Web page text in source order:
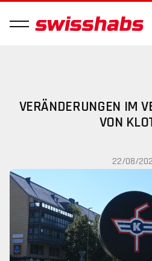
VERÄNDERUNGEN IM
VON
22/08/